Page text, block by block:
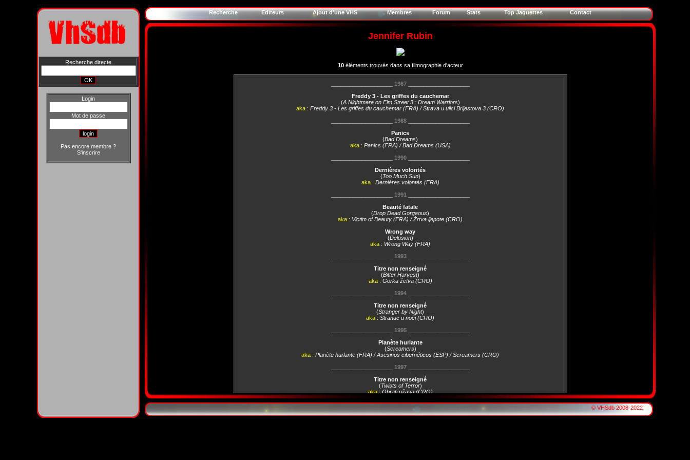
Recherche directe
Login
Mot de passe
Pas encore membre ?
S'inscrire
Recherche Editeurs Ajout d'une VHS Membres Forum Stats Top Jaquettes Contact
Jennifer Rubin
10éléments trouvés dans sa filmographie d'acteur
1987____________________
Freddy 3 - Les griffes du cauchemar
(A Nightmare on Elm Street 3 : Dream Warriors)
aka : Freddy 3 - Les griffes du cauchemar (FRA) / Strava u ulici Brijestova 3 (CRO)
1988____________________
Panics
(Bad Dreams)
aka : Panics (FRA) / Bad Dreams (USA)
1990____________________
Dernières volontés
(Too Much Sun)
aka : Dernières volontés (FRA)
1991
Beauté fatale
(Drop Dead Gorgeous)
aka : Victim of Beauty (FRA) / Žrtva ljepote (CRO)
Wrong way
(Delusion)
aka : Wrong Way (FRA)
1993____________________
Titre non renseigné
(Bitter Harvest)
aka : Gorka žetva (CRO)
1994____________________
Titre non renseigné
(Stranger by Night)
aka : Stranac u noći (CRO)
1995____________________
Planète hurlante
(Screamers)
aka : Planète hurlante (FRA) / Asesinos cibernéticos (ESP) / Screamers (CRO)
1997____________________
Titre non renseigné
(Twists of Terror)
aka : Obrati užasa (CRO)
____________________2000____________________
Sanctimony
© VHSdb 2008-2022